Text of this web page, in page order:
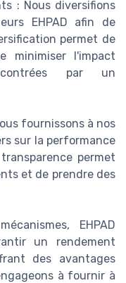
: Nous diversifions
EHPAD afin de
permet de
minimiser l'impact
par un
fournissons à nos
sur la performance
permet
et de prendre des
EHPAD
un rendement
des avantages
à fournir à